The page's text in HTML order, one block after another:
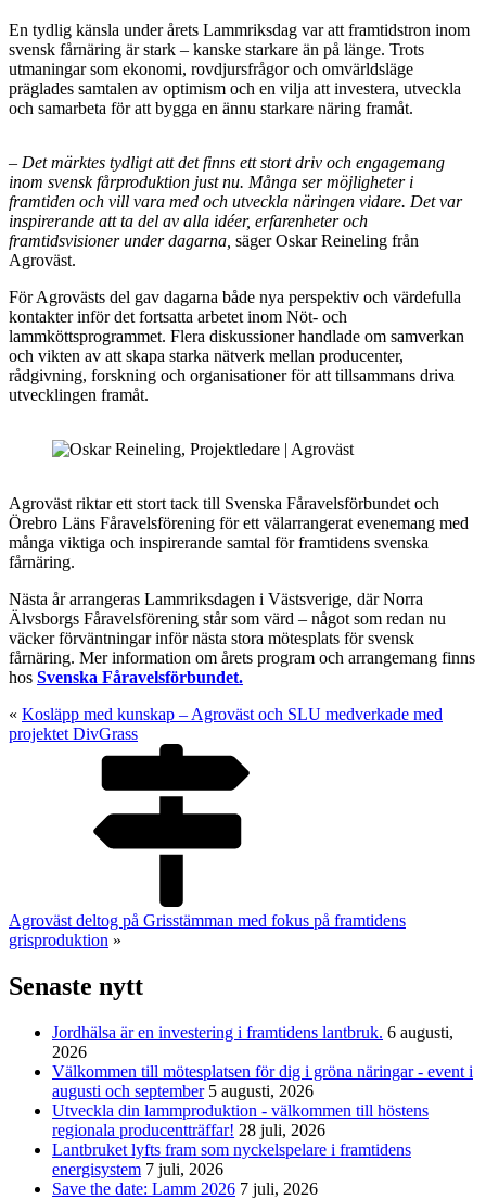
En tydlig känsla under årets Lammriksdag var att framtidstron inom
svensk fårnäring är stark – kanske starkare än på länge. Trots
utmaningar som ekonomi, rovdjursfrågor och omvärldsläge
präglades samtalen av optimism och en vilja att investera, utveckla
och samarbeta för att bygga en ännu starkare näring framåt.
– Det märktes tydligt att det finns ett stort driv och engagemang
inom svensk fårproduktion just nu. Många ser möjligheter i
framtiden och vill vara med och utveckla näringen vidare. Det var
inspirerande att ta del av alla idéer, erfarenheter och
framtidsvisioner under dagarna, säger Oskar Reineling från
Agroväst.
För Agrovästs del gav dagarna både nya perspektiv och värdefulla
kontakter inför det fortsatta arbetet inom Nöt- och
lammköttsprogrammet. Flera diskussioner handlade om samverkan
och vikten av att skapa starka nätverk mellan producenter,
rådgivning, forskning och organisationer för att tillsammans driva
utvecklingen framåt.
Agroväst riktar ett stort tack till Svenska Fåravelsförbundet och
Örebro Läns Fåravelsförening för ett välarrangerat evenemang med
många viktiga och inspirerande samtal för framtidens svenska
fårnäring.
Nästa år arrangeras Lammriksdagen i Västsverige, där Norra
Älvsborgs Fåravelsförening står som värd – något som redan nu
väcker förväntningar inför nästa stora mötesplats för svensk
fårnäring. Mer information om årets program och arrangemang finns
hos Svenska Fåravelsförbundet.
« Kosläpp med kunskap – Agroväst och SLU medverkade med
projektet DivGrass
Agroväst deltog på Grisstämman med fokus på framtidens
grisproduktion »
Senaste nytt
Jordhälsa är en investering i framtidens lantbruk. 6 augusti,
2026
Välkommen till mötesplatsen för dig i gröna näringar - event i
augusti och september 5 augusti, 2026
Utveckla din lammproduktion - välkommen till höstens
regionala producentträffar! 28 juli, 2026
Lantbruket lyfts fram som nyckelspelare i framtidens
energisystem 7 juli, 2026
Save the date: Lamm 2026 7 juli, 2026